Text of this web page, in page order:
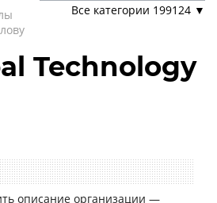
Все категории 199124 ▼
Technology
описание организации —